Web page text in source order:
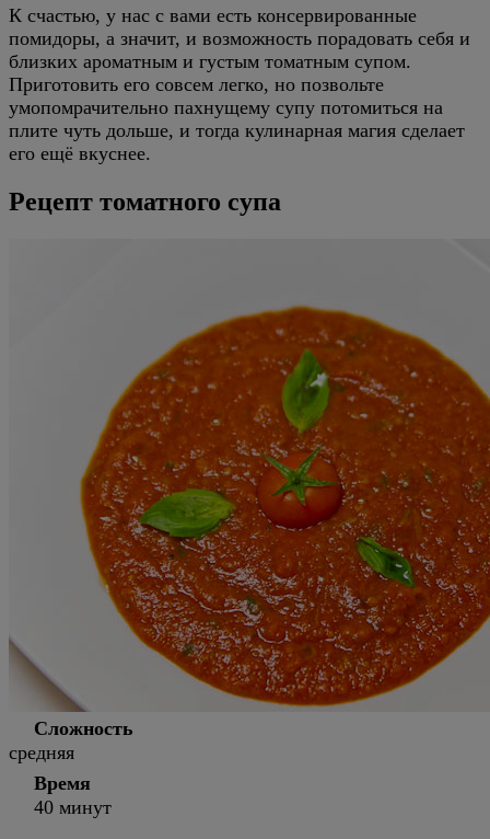
К счастью, у нас с вами есть консервированные
помидоры, а значит, и возможность порадовать себя и
близких ароматным и густым томатным супом.
Приготовить его совсем легко, но позвольте
умопомрачительно пахнущему супу потомиться на
плите чуть дольше, и тогда кулинарная магия сделает
его ещё вкуснее.
Рецепт томатного супа
Сложность
средняя
Время
40 минут